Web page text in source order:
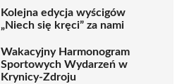
Kolejna edycja wyścigów
„Niech się kręci” za nami
Wakacyjny Harmonogram
Sportowych Wydarzeń w
Krynicy-Zdroju